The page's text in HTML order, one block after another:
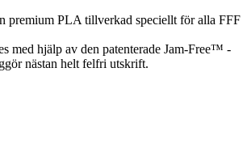
premium PLA tillverkad speciellt för alla FFF
med hjälp av den patenterade Jam-Free™ -
nästan helt felfri utskrift.